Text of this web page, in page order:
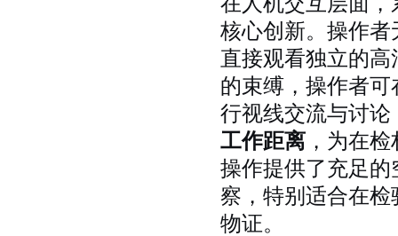
核心创新。操作
直接观看独立的
的束缚，操作者
行视线交流与讨
工作距离 ，为在
操作提供了充足
察，特别适合在
物证。